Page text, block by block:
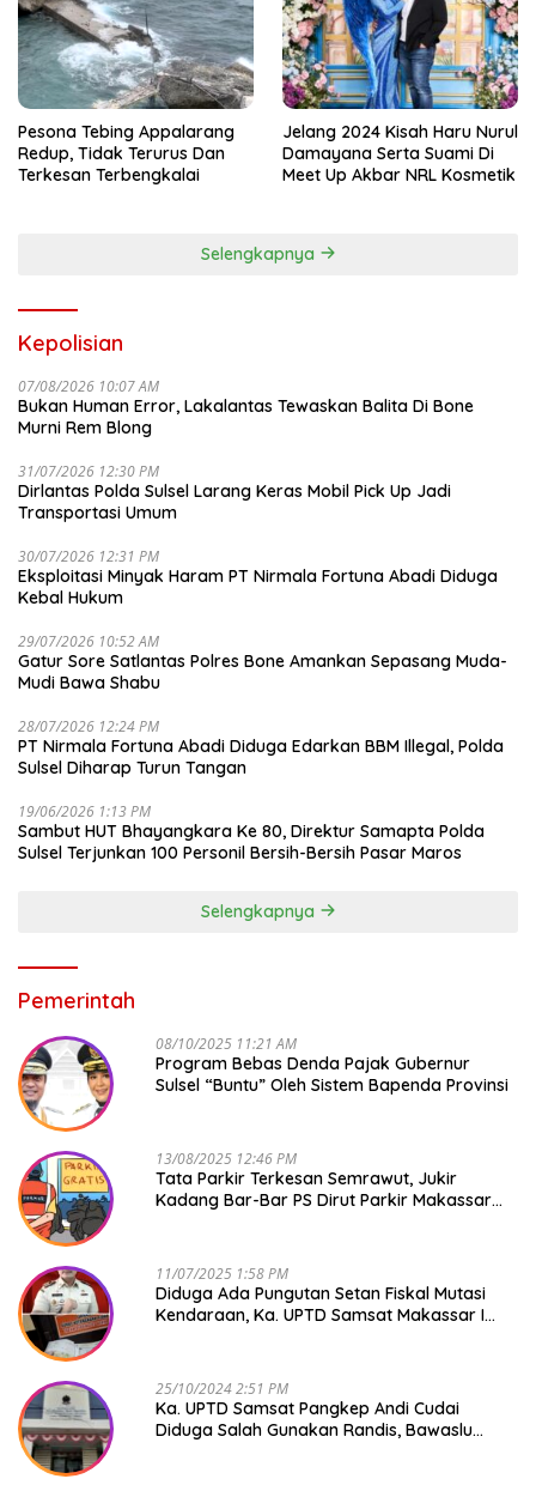
Pesona Tebing Appalarang
Redup, Tidak Terurus Dan
Terkesan Terbengkalai
Jelang 2024 Kisah Haru Nurul
Damayana Serta Suami Di
Meet Up Akbar NRL Kosmetik
Selengkapnya
Kepolisian
07/08/2026 10:07 AM
Bukan Human Error, Lakalantas Tewaskan Balita Di Bone
Murni Rem Blong
31/07/2026 12:30 PM
Dirlantas Polda Sulsel Larang Keras Mobil Pick Up Jadi
Transportasi Umum
30/07/2026 12:31 PM
Eksploitasi Minyak Haram PT Nirmala Fortuna Abadi Diduga
Kebal Hukum
29/07/2026 10:52 AM
Gatur Sore Satlantas Polres Bone Amankan Sepasang Muda-
Mudi Bawa Shabu
28/07/2026 12:24 PM
PT Nirmala Fortuna Abadi Diduga Edarkan BBM Illegal, Polda
Sulsel Diharap Turun Tangan
19/06/2026 1:13 PM
Sambut HUT Bhayangkara Ke 80, Direktur Samapta Polda
Sulsel Terjunkan 100 Personil Bersih-Bersih Pasar Maros
Selengkapnya
Pemerintah
08/10/2025 11:21 AM
Program Bebas Denda Pajak Gubernur
Sulsel “Buntu” Oleh Sistem Bapenda Provinsi
13/08/2025 12:46 PM
Tata Parkir Terkesan Semrawut, Jukir
Kadang Bar-Bar PS Dirut Parkir Makassar
11/07/2025 1:58 PM
Diduga Ada Pungutan Setan Fiskal Mutasi
Kendaraan, Ka. UPTD Samsat Makassar I
25/10/2024 2:51 PM
Ka. UPTD Samsat Pangkep Andi Cudai
Diduga Salah Gunakan Randis, Bawaslu